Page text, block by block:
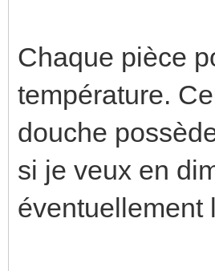
Chaque pièce
température.
douche
si je veux en
éventuellement